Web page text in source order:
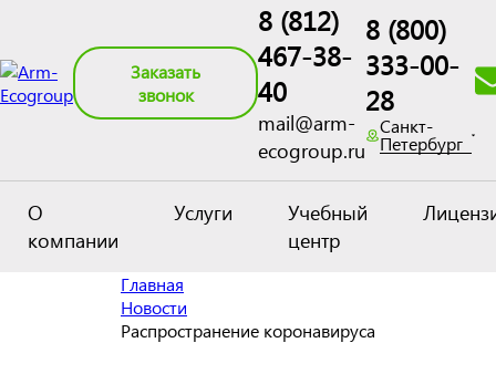
Заказать
звонок
8 (812)
467-38-
40
mail@arm-
ecogroup.ru
8 (800)
333-00-
28
Санкт-
Петербург
О
компании
Услуги
Учебный
центр
Главная
Новости
Распространение коронавируса